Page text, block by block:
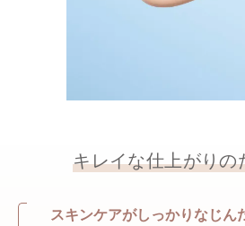
キレイな仕上がりの
スキンケアがしっかりなじん